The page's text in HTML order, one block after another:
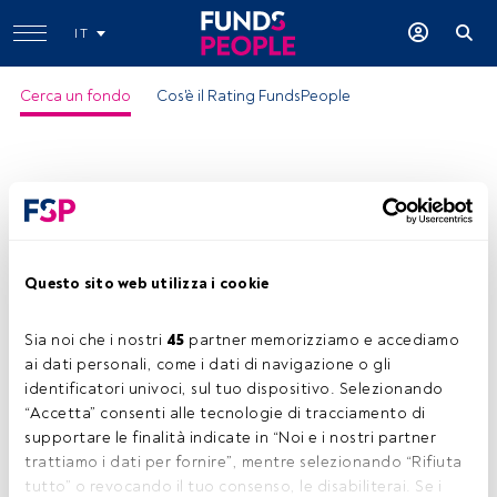
Questo sito web utilizza i cookie
Sia noi che i nostri 45 partner memorizziamo e accediamo
ai dati personali, come i dati di navigazione o gli
identificatori univoci, sul tuo dispositivo. Selezionando
“Accetta” consenti alle tecnologie di tracciamento di
supportare le finalità indicate in “Noi e i nostri partner
trattiamo i dati per fornire”, mentre selezionando “Rifiuta
tutto” o revocando il tuo consenso, le disabiliterai. Se i
IT
Cerca un fondo Cos'è il Rating FundsPeople